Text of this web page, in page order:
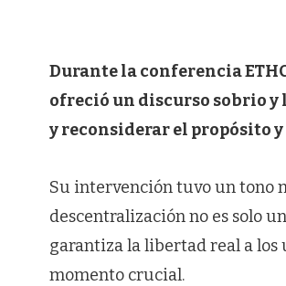
Durante la conferencia
ofreció un discurso sobrio
y reconsiderar el propósito
Su intervención tuvo un tono
descentralización no es solo
garantiza la libertad real a
momento crucial.